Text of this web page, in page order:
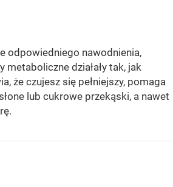
odpowiedniego nawodnienia,
działały tak, jak
że ​​czujesz się pełniejszy, pomaga
lub cukrowe przekąski, a nawet